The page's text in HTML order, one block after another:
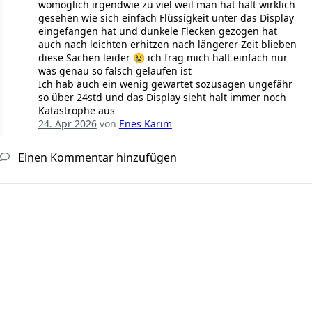
womöglich irgendwie zu viel weil man hat halt wirklich
gesehen wie sich einfach Flüssigkeit unter das Display
eingefangen hat und dunkele Flecken gezogen hat
auch nach leichten erhitzen nach längerer Zeit blieben
diese Sachen leider 😢 ich frag mich halt einfach nur
was genau so falsch gelaufen ist
Ich hab auch ein wenig gewartet sozusagen ungefähr
so über 24std und das Display sieht halt immer noch
Katastrophe aus
24. Apr 2026von Enes Karim
Einen Kommentar hinzufügen